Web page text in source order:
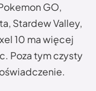
GO,
Stardew Valley,
10 ma więcej
Poza tym czysty